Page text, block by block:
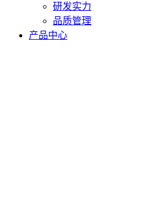
研发实力
品质管理
产品中心